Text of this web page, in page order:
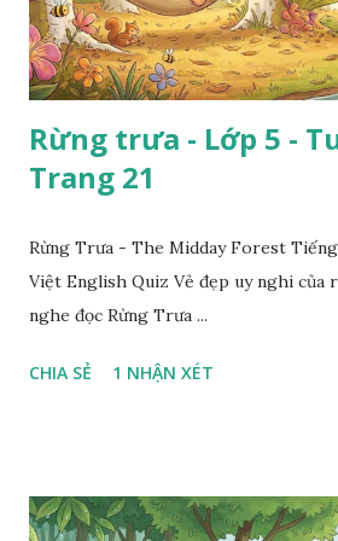
Rừng trưa - Lớp 5 -
Trang 21
Rừng Trưa - The Midday Forest
Việt English Quiz Vẻ đẹp uy nghi của
nghe đọc Rừng Trưa ...
CHIA SẺ 1 NHẬN XÉT